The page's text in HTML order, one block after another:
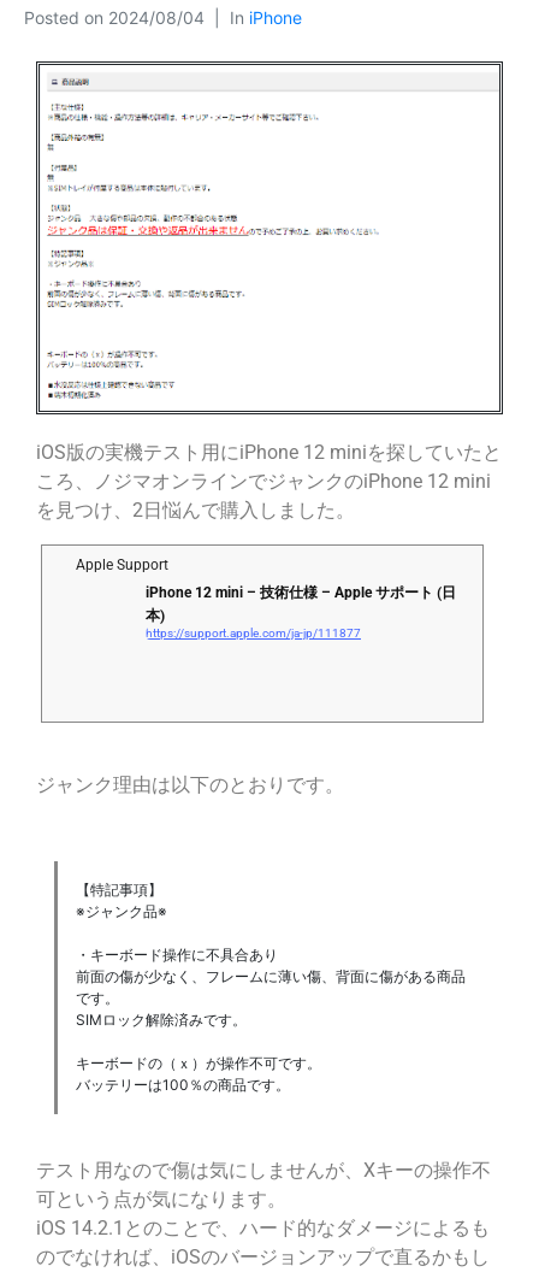
Posted on 2024/08/04 In iPhone
iOS版の実機テスト用にiPhone 12 miniを探していたと
ころ、ノジマオンラインでジャンクのiPhone 12 mini
を見つけ、2日悩んで購入しました。
Apple Support
iPhone 12 mini – 技術仕様 – Apple サポート (日
本)
https://support.apple.com/ja-jp/111877
ジャンク理由は以下のとおりです。
【特記事項】
※ジャンク品※
・キーボード操作に不具合あり
前面の傷が少なく、フレームに薄い傷、背面に傷がある商品
です。
SIMロック解除済みです。
キーボードの（ｘ）が操作不可です。
バッテリーは100％の商品です。
テスト用なので傷は気にしませんが、Xキーの操作不
可という点が気になります。
iOS 14.2.1とのことで、ハード的なダメージによるも
のでなければ、iOSのバージョンアップで直るかもし